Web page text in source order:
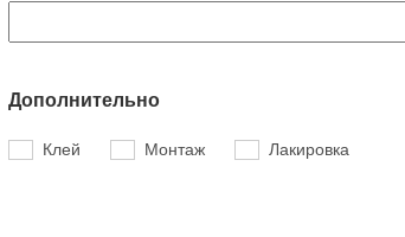
Дополнительно
Клей Монтаж Лакировка